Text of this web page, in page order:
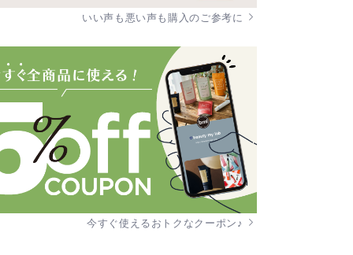
いい声も悪い声も購入のご参考に
今すぐ使えるおトクなクーポン♪